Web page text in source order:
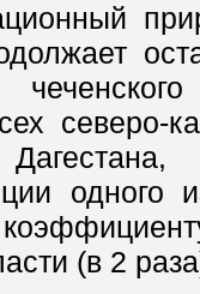
северо-
одного
(в 2